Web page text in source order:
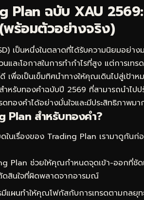
Plan ฉบับ XAU
ร้อมตัวอย่างจริง)
เป็นหนึ่งในตลาดที่ได้รับความนิยมอย่าง
ละโอกาสในการทำกำไรที่สูง แต่การเทร
พื่อเป็นเข็มทิศนำทางให้คุณเดินไปสู่เป้าห
หรับทองคำฉบับปี 2569 ที่สามารถนำไปป
ทองคำได้อย่างมั่นใจและมีประสิทธิภาพม
Plan สำหรับทองคำ?
ดในเรื่องของ Trading Plan เรามาดูกั
Plan ช่วยให้คุณกำหนดจุดเข้า-ออกที่ชั
ดสินใจที่ผิดพลาดจากอารมณ์
มีแผนทำให้คุณโฟกัสกับการเทรดตามกลยุ